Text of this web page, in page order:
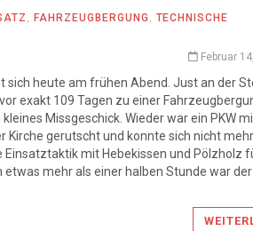
,FAHRZEUGBERGUNG
TECHNISCHE
Februar
sich heute am frühen Abend. Just an der
exakt 109 Tagen zu einer
Missgeschick. Wieder war ein PKW
Kirche gerutscht und konnte sich nicht mehr
mit Hebekissen und Pölzholz
mehr als einer halben Stunde war